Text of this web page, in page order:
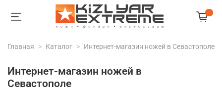
Главная Каталог Интернет-магазин ножей в Севастополе
Интернет-магазин ножей в
Севастополе